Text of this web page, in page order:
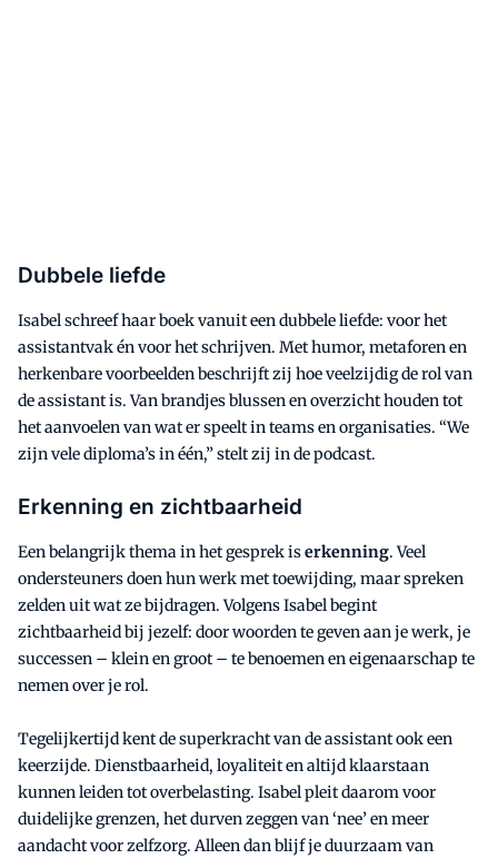
Dubbele liefde
Isabel schreef haar boek vanuit een dubbele liefde: voor het
assistantvak én voor het schrijven. Met humor, metaforen en
herkenbare voorbeelden beschrijft zij hoe veelzijdig de rol van
de assistant is. Van brandjes blussen en overzicht houden tot
het aanvoelen van wat er speelt in teams en organisaties. “We
zijn vele diploma’s in één,” stelt zij in de podcast.
Erkenning en zichtbaarheid
Een belangrijk thema in het gesprek iserkenning. Veel
ondersteuners doen hun werk met toewijding, maar spreken
zelden uit wat ze bijdragen. Volgens Isabel begint
zichtbaarheid bij jezelf: door woorden te geven aan je werk, je
successen – klein en groot – te benoemen en eigenaarschap te
nemen over je rol.
Tegelijkertijd kent de superkracht van de assistant ook een
keerzijde. Dienstbaarheid, loyaliteit en altijd klaarstaan
kunnen leiden tot overbelasting. Isabel pleit daarom voor
duidelijke grenzen, het durven zeggen van ‘nee’ en meer
aandacht voor zelfzorg. Alleen dan blijf je duurzaam van